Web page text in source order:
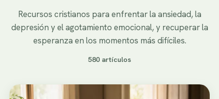
Recursos cristianos para enfrentar la ansiedad, la
depresión y el agotamiento emocional, y recuperar la
esperanza en los momentos más difíciles.
580 artículos